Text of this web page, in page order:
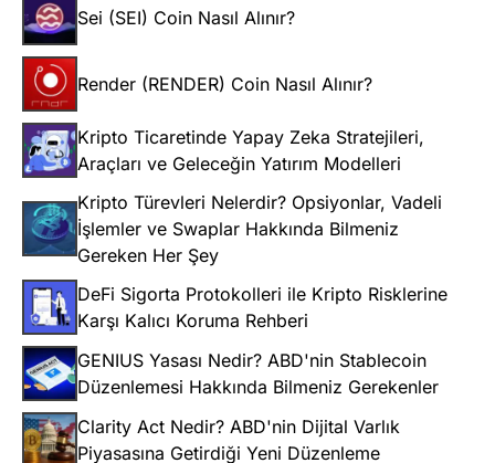
Sei (SEI) Coin Nasıl Alınır?
Render (RENDER) Coin Nasıl Alınır?
Kripto Ticaretinde Yapay Zeka Stratejileri,
Araçları ve Geleceğin Yatırım Modelleri
Kripto Türevleri Nelerdir? Opsiyonlar, Vadeli
İşlemler ve Swaplar Hakkında Bilmeniz
Gereken Her Şey
DeFi Sigorta Protokolleri ile Kripto Risklerine
Karşı Kalıcı Koruma Rehberi
GENIUS Yasası Nedir? ABD'nin Stablecoin
Düzenlemesi Hakkında Bilmeniz Gerekenler
Clarity Act Nedir? ABD'nin Dijital Varlık
Piyasasına Getirdiği Yeni Düzenleme